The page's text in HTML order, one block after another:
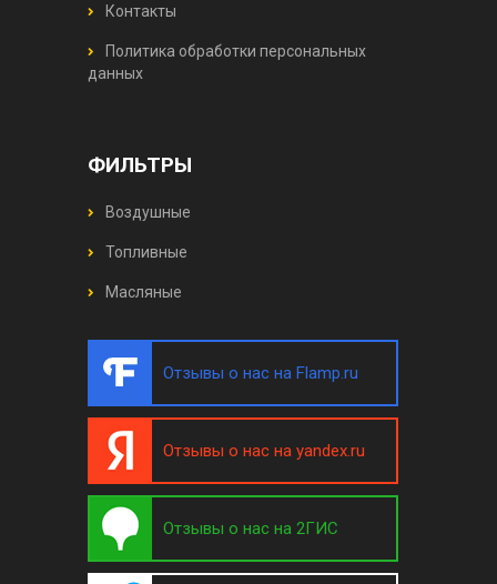
Контакты
Политика обработки персональных
данных
ФИЛЬТРЫ
Воздушные
Топливные
Масляные
Отзывы о нас на Flamp.ru
Отзывы о нас на yandex.ru
Отзывы о нас на 2ГИС